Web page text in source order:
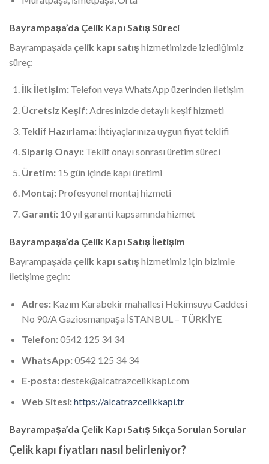
Bayrampaşa’da Çelik Kapı Satış Süreci
Bayrampaşa’da çelik kapı satışhizmetimizde izlediğimiz
süreç:
İlk İletişim:Telefon veya WhatsApp üzerinden iletişim
Ücretsiz Keşif:Adresinizde detaylı keşif hizmeti
Teklif Hazırlama:İhtiyaçlarınıza uygun fiyat teklifi
Sipariş Onayı:Teklif onayı sonrası üretim süreci
Üretim:15 gün içinde kapı üretimi
Montaj:Profesyonel montaj hizmeti
Garanti:10 yıl garanti kapsamında hizmet
Bayrampaşa’da Çelik Kapı Satış İletişim
Bayrampaşa’da çelik kapı satışhizmetimiz için bizimle
iletişime geçin:
Adres:Kazım Karabekir mahallesi Hekimsuyu Caddesi
No 90/A Gaziosmanpaşa İSTANBUL – TÜRKİYE
Telefon:0542 125 34 34
WhatsApp:0542 125 34 34
E-posta:destek@alcatrazcelikkapi.com
Web Sitesi:https://alcatrazcelikkapi.tr
Bayrampaşa’da Çelik Kapı Satış Sıkça Sorulan Sorular
Çelik kapı fiyatları nasıl belirleniyor?